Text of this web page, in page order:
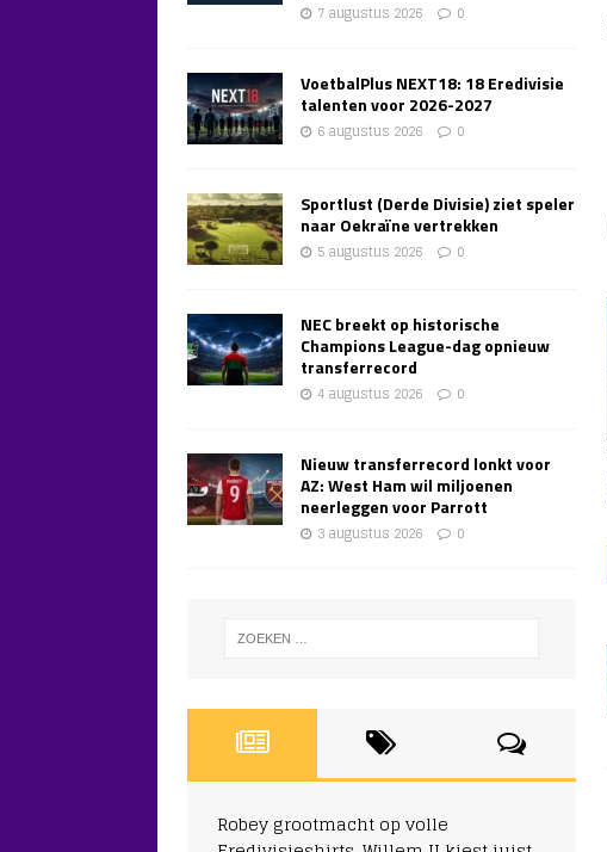
7 augustus 2026 0
VoetbalPlus NEXT18: 18 Eredivisie
talenten voor 2026-2027
6 augustus 2026 0
Sportlust (Derde Divisie) ziet speler
naar Oekraïne vertrekken
5 augustus 2026 0
NEC breekt op historische
Champions League-dag opnieuw
transferrecord
4 augustus 2026 0
Nieuw transferrecord lonkt voor
AZ: West Ham wil miljoenen
neerleggen voor Parrott
3 augustus 2026 0
Robey grootmacht op volle